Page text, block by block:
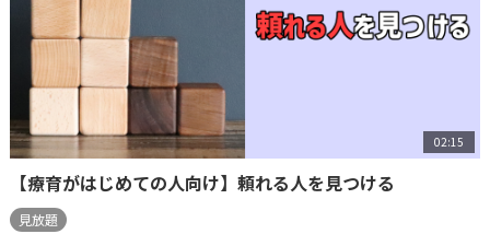
02:15
【療育がはじめての人向け】頼れる人を見つける
見放題